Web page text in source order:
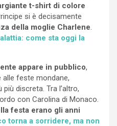
t-shirt di colore
si è decisamente
della moglie Charlene.
come sta oggi la
appare in pubblico,
alle feste mondane,
discreta. Tra l’altro,
con Carolina di Monaco.
festa erano gli anni
torna a sorridere, ma non